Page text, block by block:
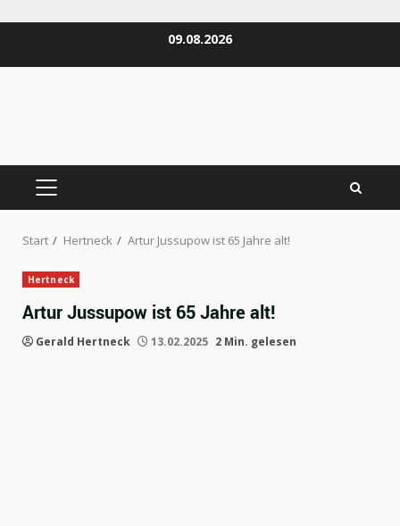
09.08.2026
PRIMÄRES
Start Hertneck Artur Jussupow ist 65 Jahre alt!
Hertneck
Artur Jussupow ist 65 Jahre alt!
Gerald Hertneck 13.02.2025 2 Min. gelesen